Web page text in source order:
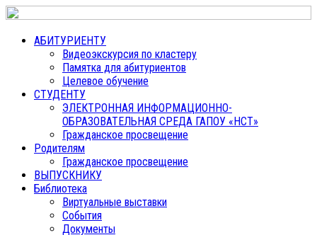
АБИТУРИЕНТУ
Видеоэкскурсия по кластеру
Памятка для абитуриентов
Целевое обучение
СТУДЕНТУ
ЭЛЕКТРОННАЯ ИНФОРМАЦИОННО-
ОБРАЗОВАТЕЛЬНАЯ СРЕДА ГАПОУ «НСТ»
Гражданское просвещение
Родителям
Гражданское просвещение
ВЫПУСКНИКУ
Библиотека
Виртуальные выставки
События
Документы